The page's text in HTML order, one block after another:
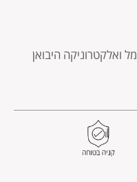
ואלקטרוניקה היבואן